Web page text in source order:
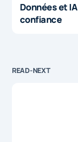
Données et
confiance
READ-NEXT